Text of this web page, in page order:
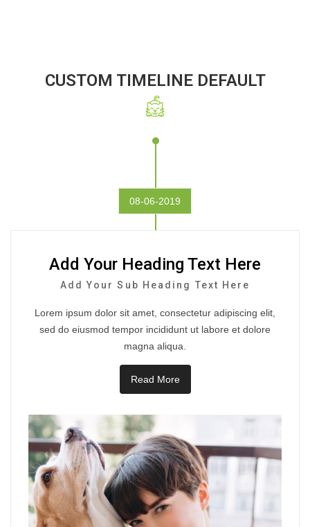
CUSTOM TIMELINE DEFAULT
08-06-2019
Add Your Heading Text Here
Add Your Sub Heading Text Here
Lorem ipsum dolor sit amet, consectetur adipiscing elit,
sed do eiusmod tempor incididunt ut labore et dolore
magna aliqua.
Read More